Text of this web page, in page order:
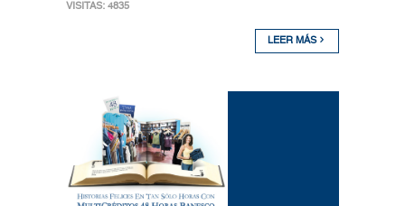
VISITAS: 4835
LEER MÁS